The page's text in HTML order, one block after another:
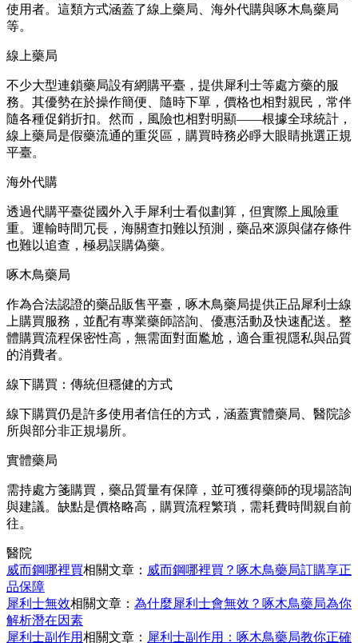
使用者。這類方式涵蓋了線上藥局、海外代購與啄木鳥藥局
等。
線上藥局
不少大型連鎖藥局設有網購平臺，提供犀利士等處方藥的服
務。其優勢在於操作簡便、隨時下單，價格也相對親民，常伴
隨各種促銷折扣。然而，風險也相對明顯——根據全球統計，
線上藥局是假藥流通的重災區，購買時務必睜大眼睛挑選正規
平臺。
海外代購
透過代購平臺從國外入手犀利士看似劃算，但實際上風險重
重。運輸時間冗長，海關查扣難以預測，藥品來源與儲存條件
也難以追查，極易誤購偽藥。
啄木鳥藥局
作為合法認證的藥品販售平臺，啄木鳥藥局提供正品犀利士線
上購買服務，並配有專業藥師諮詢、優惠活動及快速配送。整
體購買流程保密性高，無需面對面尷尬，適合重視隱私與品質
的消費者。
線下購買：傳統但穩健的方式
線下購買仍是許多使用者信任的方式，涵蓋實體藥局、醫院診
所與部分非正規場所。
實體藥局
需持處方箋購買，藥品質量有保障，並可獲得藥師的現場諮詢
與建議。缺點是價格略高，購買流程繁瑣，需耗費時間親自前
往。
醫院
威而鋼哪裡買相關文章： 威而鋼哪裡買？啄木鳥藥局訂購享正
品保障
犀利士無效相關文章： 為什麼犀利士會無效？啄木鳥藥局為你
解析潛在因素
犀利士副作用相關文章： 犀利士副作用：啄木鳥藥局教你正確